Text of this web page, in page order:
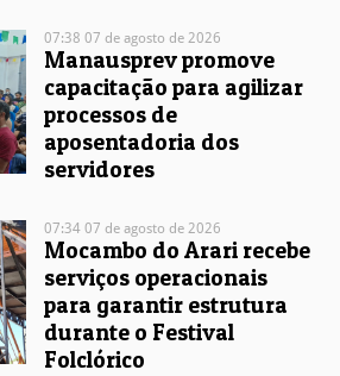
07:38 07 de agosto de 2026
Manausprev promove
capacitação para agilizar
processos de
aposentadoria dos
servidores
07:34 07 de agosto de 2026
Mocambo do Arari recebe
serviços operacionais
para garantir estrutura
durante o Festival
Folclórico